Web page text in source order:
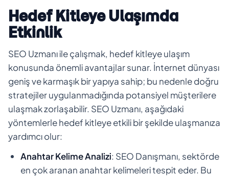
Hedef Kitleye Ulaşımda
Etkinlik
SEO Uzmanı ile çalışmak, hedef kitleye ulaşım
konusunda önemli avantajlar sunar. İnternet dünyası
geniş ve karmaşık bir yapıya sahip; bu nedenle doğru
stratejiler uygulanmadığında potansiyel müşterilere
ulaşmak zorlaşabilir. SEO Uzmanı, aşağıdaki
yöntemlerle hedef kitleye etkili bir şekilde ulaşmanıza
yardımcı olur:
Anahtar Kelime Analizi: SEO Danışmanı, sektörde
en çok aranan anahtar kelimeleri tespit eder. Bu